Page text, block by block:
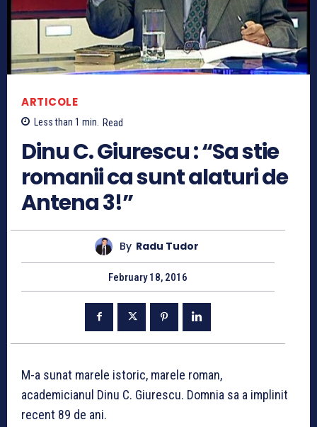
ARTICOLE
Less than 1 min. Read
Dinu C. Giurescu : “Sa stie
romanii ca sunt alaturi de
Antena 3!”
By Radu Tudor
February 18, 2016
M-a sunat marele istoric, marele roman,
academicianul Dinu C. Giurescu. Domnia sa a implinit
recent 89 de ani.